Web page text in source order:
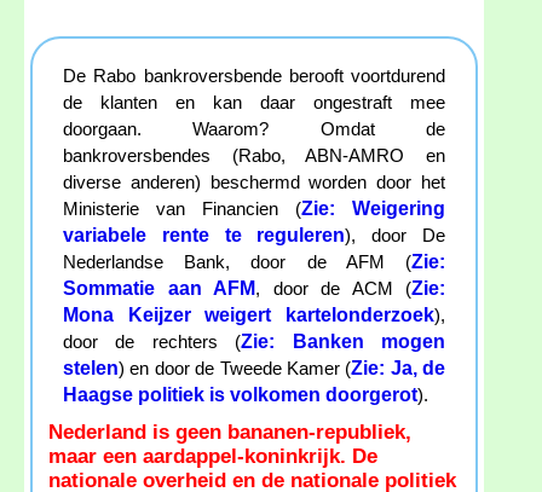
De Rabo bankroversbende berooft voortdurend
de klanten en kan daar ongestraft mee
doorgaan. Waarom? Omdat de
bankroversbendes (Rabo, ABN-AMRO en
diverse anderen) beschermd worden door het
Ministerie van Financien (Zie: Weigering
variabele rente te reguleren), door De
Nederlandse Bank, door de AFM (Zie:
Sommatie aan AFM, door de ACM (Zie:
Mona Keijzer weigert kartelonderzoek),
door de rechters (Zie: Banken mogen
stelen) en door de Tweede Kamer (Zie: Ja, de
Haagse politiek is volkomen doorgerot).
Nederland is geen bananen-republiek,
maar een aardappel-koninkrijk. De
nationale overheid en de nationale politiek